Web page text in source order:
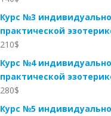
Курс №3
практической
210$
Курс №4
практической
280$
Курс №5